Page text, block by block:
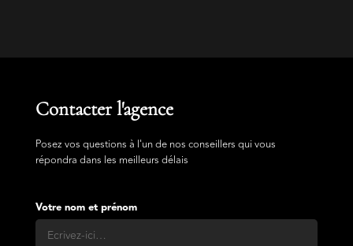
Contacter l'agence
Posez vos questions à l'un de nos conseillers qui vous
répondra dans les meilleurs délais
Votre nom et prénom